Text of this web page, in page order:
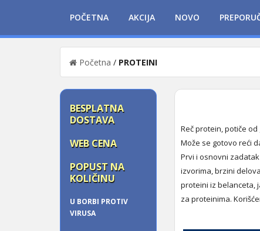
POČETNA AKCIJA NOVO
Početna / PROTEINI
BESPLATNA
DOSTAVA
WEB CENA
POPUST NA
KOLIČINU
U BORBI PROTIV
VIRUSA
Reč protein, potiče
Može se gotovo reći
Prvi i osnovni
izvorima, brzini
proteini iz belanceta,
za proteinima.